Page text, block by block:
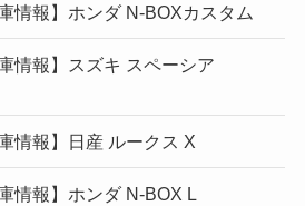
情報】ホンダ N-BOXカスタム
情報】スズキ スペーシア
情報】日産 ルークス X
情報】ホンダ N-BOX L